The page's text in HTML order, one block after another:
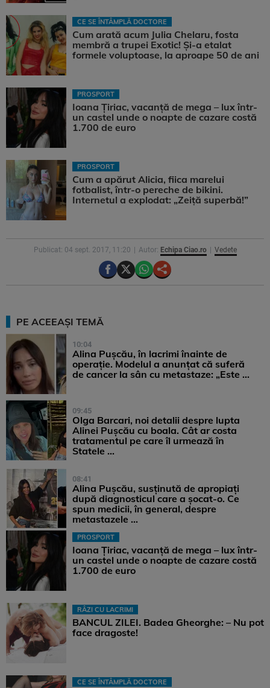
CE SE ÎNTÂMPLĂ DOCTORE
Cum arată acum Julia Chelaru, fosta
membră a trupei Exotic! Și-a etalat
formele voluptoase, la aproape 50 de ani
PROSPORT
Ioana Țiriac, vacanță de mega – lux într-
un castel unde o noapte de cazare costă
1.700 de euro
PROSPORT
Cum a apărut Alicia, fiica marelui
fotbalist, într-o pereche de bikini.
Internetul a explodat: „Zeiță superbă!”
Publicat: 04 sept. 2017, 11:20 Autor: Echipa Ciao.ro Vedete
PE ACEEAȘI TEMĂ
10:04
Alina Pușcău, în lacrimi înainte de
operație. Modelul a anunțat că suferă
de cancer la sân cu metastaze: „Este ...
09:45
Olga Barcari, noi detalii despre lupta
Alinei Pușcău cu boala. Cât ar costa
tratamentul pe care îl urmează în
Statele ...
08:41
Alina Pușcău, susținută de apropiați
după diagnosticul care a șocat-o. Ce
spun medicii, în general, despre
metastazele ...
PROSPORT
Ioana Țiriac, vacanță de mega – lux într-
un castel unde o noapte de cazare costă
1.700 de euro
RÂZI CU LACRIMI
BANCUL ZILEI. Badea Gheorghe: – Nu pot
face dragoste!
CE SE ÎNTÂMPLĂ DOCTORE